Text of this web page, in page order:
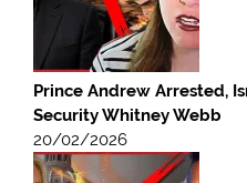
Prince Andrew Arrested,
Security Whitney Webb
20/02/2026